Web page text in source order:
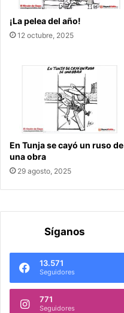
¡La pelea del año!
12 octubre, 2025
En Tunja se cayó un ruso de
una obra
29 agosto, 2025
Síganos
13.571
Seguidores
771
Seguidores